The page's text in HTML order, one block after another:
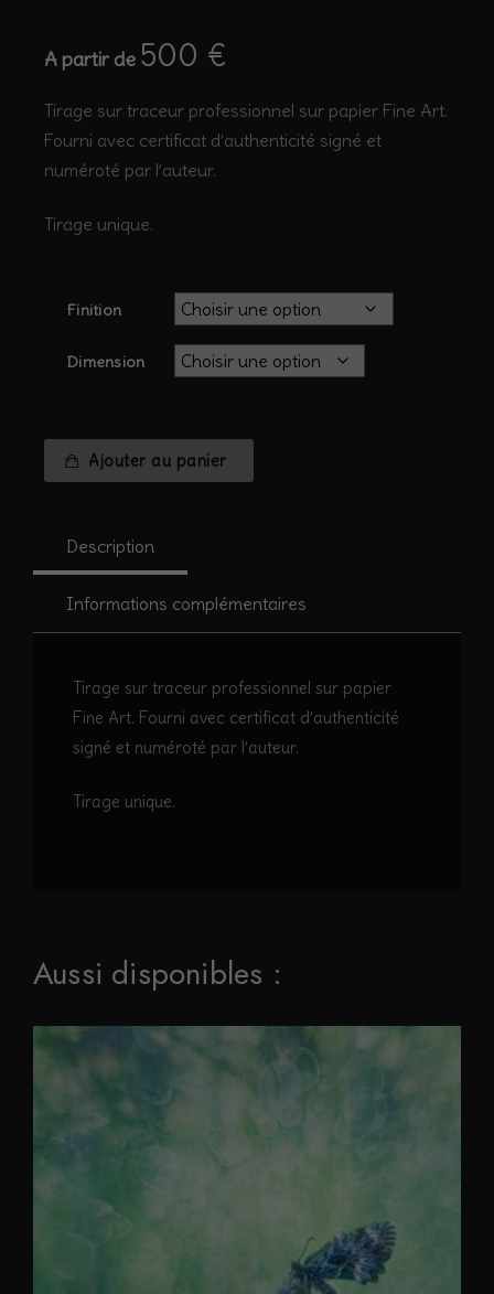
A partir de 500 €
Tirage sur traceur professionnel sur papier Fine Art.
Fourni avec certificat d’authenticité signé et
numéroté par l’auteur.
Tirage unique.
Finition
Dimension
quantité
#36
-
Forêt
Ajouter au panier
Description
Informations complémentaires
Tirage sur traceur professionnel sur papier
Fine Art. Fourni avec certificat d’authenticité
signé et numéroté par l’auteur.
Tirage unique.
Aussi disponibles :